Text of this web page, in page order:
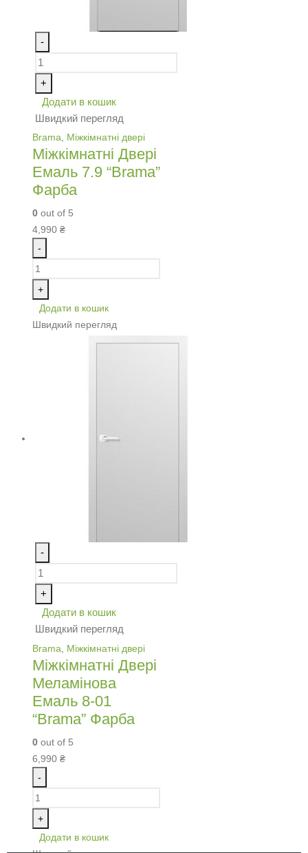
-
+
Додати в кошик
Швидкий перегляд
Brama, Міжкімнатні двері
Міжкімнатні Двері
Емаль 7.9 “Brama”
Фарба
0 out of 5
4,990 ₴
-
+
Додати в кошик
Швидкий перегляд
-
+
Додати в кошик
Швидкий перегляд
Brama Міжкімнатні двері
Міжкімнатні Двері
Меламінова
Емаль 8-01
“Brama” Фарба
0 out of 5
6,990 ₴
-
+
Додати в кошик